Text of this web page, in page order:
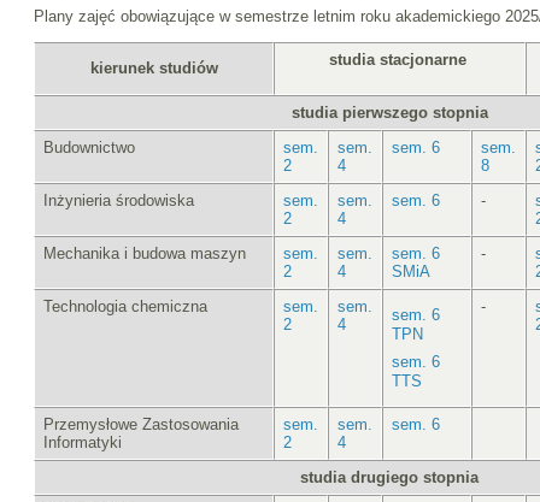
Plany zajęć obowiązujące w semestrze letnim roku akademickiego
kierunek studiów studia stacjonarne
studia pierwszego stopnia
Budownictwo
sem.
2
sem.
4
sem. 6
sem.
8
Inżynieria środowiska
sem.
2
sem.
4
sem. 6 -
Mechanika i budowa maszyn
sem.
2
sem.
4
sem. 6
SMiA
-
Technologia chemiczna
sem.
2
sem.
4
sem. 6
TPN
sem. 6
TTS
-
Przemysłowe Zastosowania
Informatyki
sem.
2
sem.
4
sem. 6
studia drugiego stopnia